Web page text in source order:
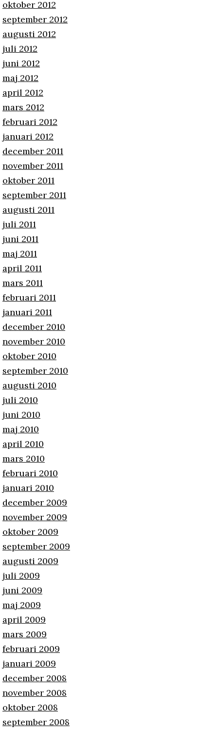
oktober 2012
september 2012
augusti 2012
juli 2012
juni 2012
maj 2012
april 2012
mars 2012
februari 2012
januari 2012
december 2011
november 2011
oktober 2011
september 2011
augusti 2011
juli 2011
juni 2011
maj 2011
april 2011
mars 2011
februari 2011
januari 2011
december 2010
november 2010
oktober 2010
september 2010
augusti 2010
juli 2010
juni 2010
maj 2010
april 2010
mars 2010
februari 2010
januari 2010
december 2009
november 2009
oktober 2009
september 2009
augusti 2009
juli 2009
juni 2009
maj 2009
april 2009
mars 2009
februari 2009
januari 2009
december 2008
november 2008
oktober 2008
september 2008